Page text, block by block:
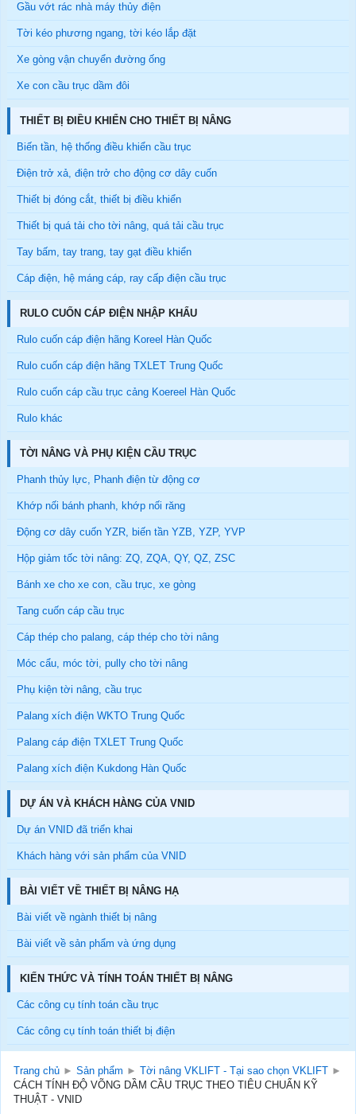
Gầu vớt rác nhà máy thủy điện
Tời kéo phương ngang, tời kéo lắp đặt
Xe gòng vận chuyển đường ống
Xe con cầu trục dầm đôi
THIẾT BỊ ĐIỀU KHIỂN CHO THIẾT BỊ NÂNG
Biến tần, hệ thống điều khiển cầu trục
Điện trở xả, điện trở cho động cơ dây cuốn
Thiết bị đóng cắt, thiết bị điều khiển
Thiết bị quá tải cho tời nâng, quá tải cầu trục
Tay bấm, tay trang, tay gạt điều khiển
Cáp điện, hệ máng cáp, ray cấp điện cầu trục
RULO CUỐN CÁP ĐIỆN NHẬP KHẨU
Rulo cuốn cáp điện hãng Koreel Hàn Quốc
Rulo cuốn cáp điện hãng TXLET Trung Quốc
Rulo cuốn cáp cầu trục cảng Koereel Hàn Quốc
Rulo khác
TỜI NÂNG VÀ PHỤ KIỆN CẦU TRỤC
Phanh thủy lực, Phanh điện từ động cơ
Khớp nối bánh phanh, khớp nối răng
Động cơ dây cuốn YZR, biến tần YZB, YZP, YVP
Hộp giảm tốc tời nâng: ZQ, ZQA, QY, QZ, ZSC
Bánh xe cho xe con, cầu trục, xe gòng
Tang cuốn cáp cầu trục
Cáp thép cho palang, cáp thép cho tời nâng
Móc cẩu, móc tời, pully cho tời nâng
Phụ kiện tời nâng, cầu trục
Palang xích điện WKTO Trung Quốc
Palang cáp điện TXLET Trung Quốc
Palang xích điện Kukdong Hàn Quốc
DỰ ÁN VÀ KHÁCH HÀNG CỦA VNID
Dự án VNID đã triển khai
Khách hàng với sản phẩm của VNID
BÀI VIẾT VỀ THIẾT BỊ NÂNG HẠ
Bài viết về ngành thiết bị nâng
Bài viết về sản phẩm và ứng dụng
KIẾN THỨC VÀ TÍNH TOÁN THIẾT BỊ NÂNG
Các công cụ tính toán cầu trục
Các công cụ tính toán thiết bị điện
Trang chủ ► Sản phẩm ► Tời nâng VKLIFT - Tại sao chọn VKLIFT ►
CÁCH TÍNH ĐỘ VÕNG DẦM CẦU TRỤC THEO TIÊU CHUẨN KỸ
THUẬT - VNID